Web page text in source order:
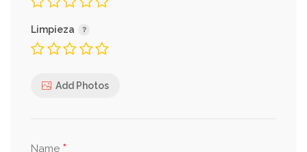
Limpieza
Add Photos
Name